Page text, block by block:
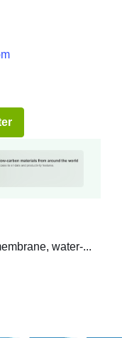
water-...